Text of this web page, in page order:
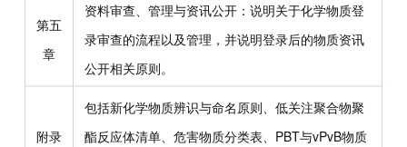
第五
章
资料审查、管理与资讯公开：说明关于化学物质登
录审查的流程以及管理，并说明登录后的物质资讯
公开相关原则。
附录
包括新化学物质辨识与命名原则、低关注聚合物聚
酯反应体清单、危害物质分类表、PBT与vPvB物质